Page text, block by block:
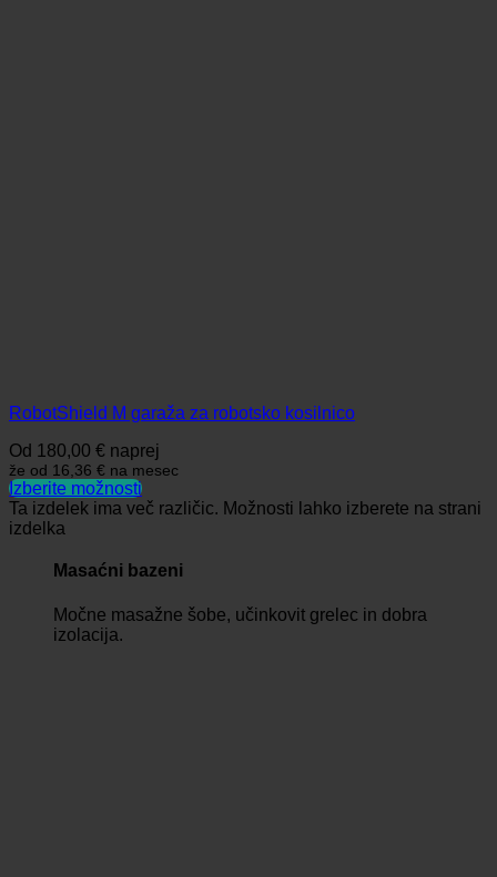
Masaćni bazeni
Močne masažne šobe, učinkovit grelec in dobra
izolacija.
RobotShield M garaža za robotsko kosilnico
Od 180,00 € naprej
že od 16,36 € na mesec
Izberite možnosti
Ta izdelek ima več različic. Možnosti lahko izberete na strani
izdelka